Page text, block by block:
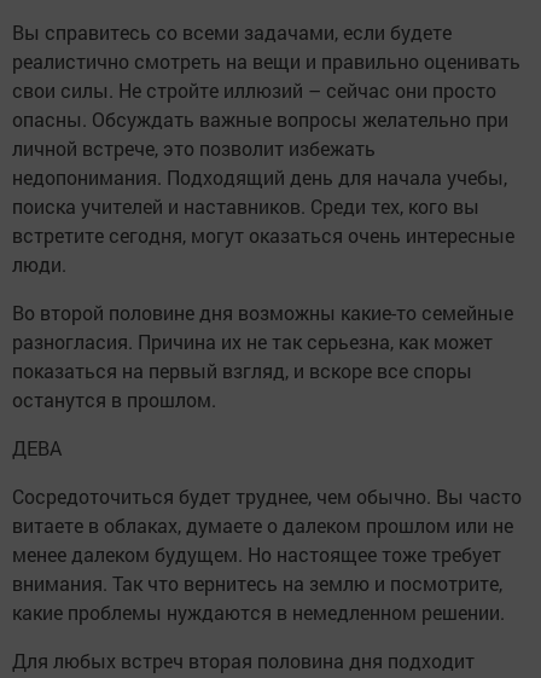
Вы справитесь со всеми задачами, если будете
реалистично смотреть на вещи и правильно оценивать
свои силы. Не стройте иллюзий – сейчас они просто
опасны. Обсуждать важные вопросы желательно при
личной встрече, это позволит избежать
недопонимания. Подходящий день для начала учебы,
поиска учителей и наставников. Среди тех, кого вы
встретите сегодня, могут оказаться очень интересные
люди.
Во второй половине дня возможны какие-то семейные
разногласия. Причина их не так серьезна, как может
показаться на первый взгляд, и вскоре все споры
останутся в прошлом.
ДЕВА
Сосредоточиться будет труднее, чем обычно. Вы часто
витаете в облаках, думаете о далеком прошлом или не
менее далеком будущем. Но настоящее тоже требует
внимания. Так что вернитесь на землю и посмотрите,
какие проблемы нуждаются в немедленном решении.
Для любых встреч вторая половина дня подходит